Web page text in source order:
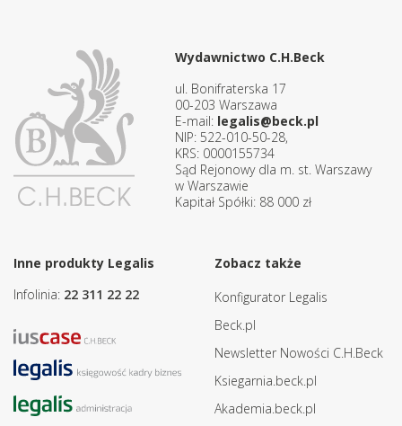
Wydawnictwo C.H.Beck
ul. Bonifraterska 17
00-203 Warszawa
E-mail: legalis@beck.pl
NIP: 522-010-50-28,
KRS: 0000155734
Sąd Rejonowy dla m. st. Warszawy
w Warszawie
Kapitał Spółki: 88 000 zł
Inne produkty Legalis
Infolinia: 22 311 22 22
Zobacz także
Konfigurator Legalis
Beck.pl
Newsletter Nowości C.H.Beck
Ksiegarnia.beck.pl
Akademia.beck.pl